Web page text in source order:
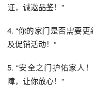
证，诚邀品鉴！”
4. “你的家门是否需要
及促销活动！”
5. “安全之门护佑家人
障，让你放心！”